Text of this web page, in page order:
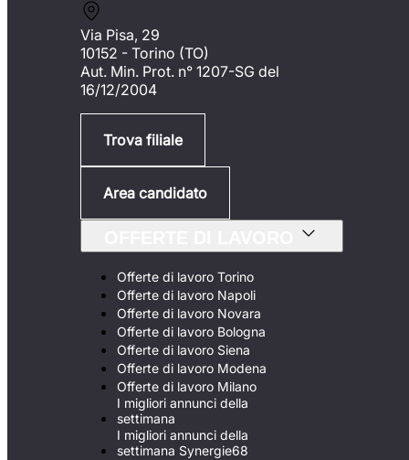
Via Pisa, 29
10152 - Torino (TO)
Aut. Min. Prot. n° 1207-SG del
16/12/2004
Trova filiale
Area candidato
Offerte di lavoro Torino
Offerte di lavoro Napoli
Offerte di lavoro Novara
Offerte di lavoro Bologna
Offerte di lavoro Siena
Offerte di lavoro Modena
Offerte di lavoro Milano
I migliori annunci della
settimana
I migliori annunci della
settimana Synergie68